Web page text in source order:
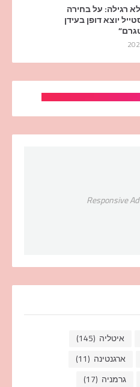
רגילה: על בחירה
יוצא דופן בעידן
Responsive
איטליה (145)
ארגנטינה (11)
גרמניה (17)